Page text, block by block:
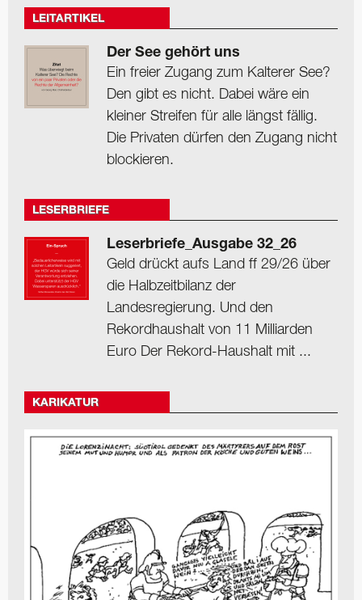
LEITARTIKEL
Der See gehört uns
Ein freier Zugang zum Kalterer See?
Den gibt es nicht. Dabei wäre ein
kleiner Streifen für alle längst fällig.
Die Privaten dürfen den Zugang nicht
blockieren.
LESERBRIEFE
Leserbriefe_Ausgabe 32_26
Geld drückt aufs Land ff 29/26 über
die Halbzeitbilanz der
Landesregierung. Und den
Rekordhaushalt von 11 Milliarden
Euro Der Rekord-Haushalt mit ...
KARIKATUR